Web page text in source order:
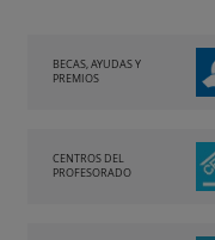
BECAS, AYUDAS Y
PREMIOS
CENTROS DEL
PROFESORADO